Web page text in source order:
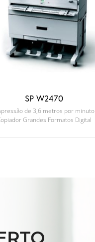
SP W2470
de 3,6 metros por minuto
Grandes Formatos Digital